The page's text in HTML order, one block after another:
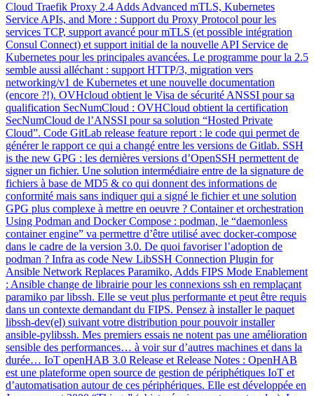
Cloud Traefik Proxy 2.4 Adds Advanced mTLS, Kubernetes
Service APIs, and More : Support du Proxy Protocol pour les
services TCP, support avancé pour mTLS (et possible intégration
Consul Connect) et support initial de la nouvelle API Service de
Kubernetes pour les principales avancées. Le programme pour la 2.5
semble aussi alléchant : support HTTP/3, migration vers
networking/v1 de Kubernetes et une nouvelle documentation
(encore ?!). OVHcloud obtient le Visa de sécurité ANSSI pour sa
qualification SecNumCloud : OVHCloud obtient la certification
SecNumCloud de l’ANSSI pour sa solution “Hosted Private
Cloud”. Code GitLab release feature report : le code qui permet de
générer le rapport ce qui a changé entre les versions de Gitlab. SSH
is the new GPG : les dernières versions d’OpenSSH permettent de
signer un fichier. Une solution intermédiaire entre de la signature de
fichiers à base de MD5 & co qui donnent des informations de
conformité mais sans indiquer qui a signé le fichier et une solution
GPG plus complexe à mettre en oeuvre ? Container et orchestration
Using Podman and Docker Compose : podman, le “daemonless
container engine” va permettre d’être utilisé avec docker-compose
dans le cadre de la version 3.0. De quoi favoriser l’adoption de
podman ? Infra as code New LibSSH Connection Plugin for
Ansible Network Replaces Paramiko, Adds FIPS Mode Enablement
: Ansible change de librairie pour les connexions ssh en remplaçant
paramiko par libssh. Elle se veut plus performante et peut être requis
dans un contexte demandant du FIPS. Pensez à installer le paquet
libssh-dev(el) suivant votre distribution pour pouvoir installer
ansible-pylibssh. Mes premiers essais ne notent pas une amélioration
sensible des performances… à voir sur d’autres machines et dans la
durée… IoT openHAB 3.0 Release et Release Notes : OpenHAB
est une plateforme open source de gestion de périphétiques IoT et
d’automatisation autour de ces périphériques. Elle est développée en